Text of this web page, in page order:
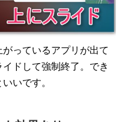
っているアプリが出て
ドして強制終了。でき
いです。